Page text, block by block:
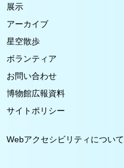
展示
アーカイブ
星空散歩
ボランティア
お問い合わせ
博物館広報資料
サイトポリシー
Webアクセシビリティについて